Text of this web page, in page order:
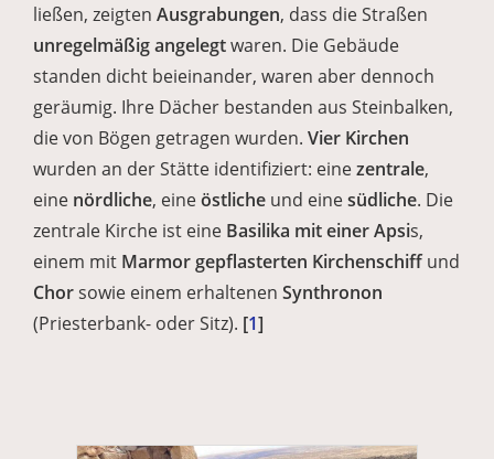
ließen, zeigten Ausgrabungen, dass die Straßen
unregelmäßig angelegtwaren. Die Gebäude
standen dicht beieinander, waren aber dennoch
geräumig. Ihre Dächer bestanden aus Steinbalken,
die von Bögen getragen wurden. Vier Kirchen
wurden an der Stätte identifiziert: einezentrale,
eine nördliche, eineöstliche und einesüdliche. Die
zentrale Kirche ist eine Basilika mit einer Apsis,
einem mit Marmor gepflasterten Kirchenschiffund
Chorsowie einem erhaltenen Synthronon
(Priesterbank- oder Sitz). [1]